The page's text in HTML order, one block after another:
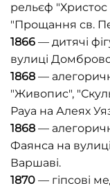
рельєф "Христос
"Прощання св.
1866 — дитячі
вулиці
1868 —
"Живопис",
Рауа на Алеях
1868 —
Фаянса на
Варшаві.
1870 — гіпсові